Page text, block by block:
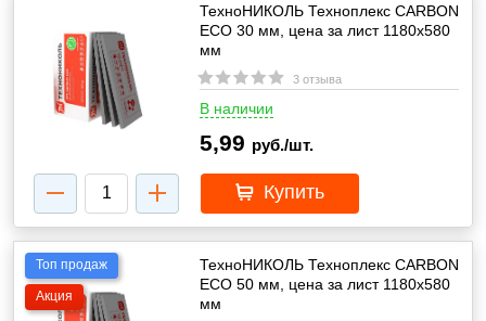
ТехноНИКОЛЬ Техноплекс CARBON
ECO 30 мм, цена за лист 1180х580
мм
3 отзыва
В наличии
5,99 руб./шт.
Купить
Топ продаж
Акция
ТехноНИКОЛЬ Техноплекс CARBON
ECO 50 мм, цена за лист 1180х580
мм